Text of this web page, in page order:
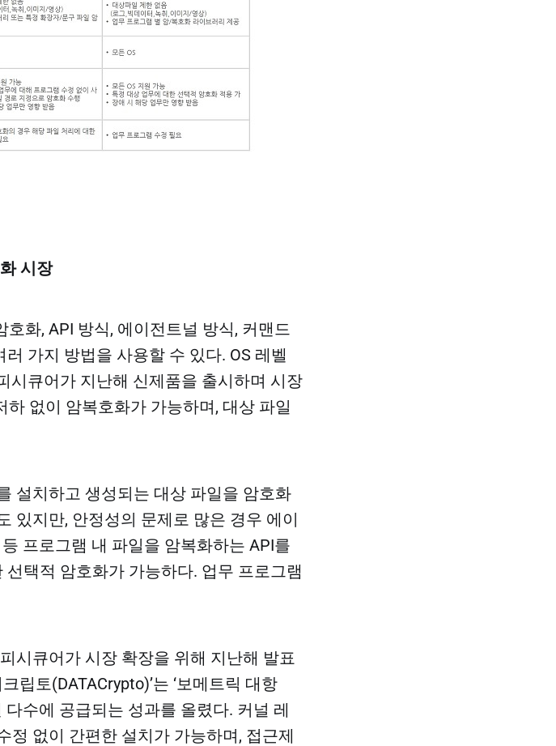
시장​
화, API 방식, 에이전트널 방식, 커맨드
가지 방법을 사용할 수 있다. OS 레벨
시큐어가 지난해 신제품을 출시하며 시장
없이 암복호화가 가능하며, 대상 파일
설치하고 생성되는 대상 파일을 암호화
있지만, 안정성의 문제로 많은 경우 에이
프로그램 내 파일을 암복화하는 API를
택적 암호화가 가능하다. 업무 프로그램
시큐어가 시장 확장을 위해 지난해 발표
립토(DATACrypto)’는 ‘보메트릭 대항
수에 공급되는 성과를 올렸다. 커널 레
정 없이 간편한 설치가 가능하며, 접근제